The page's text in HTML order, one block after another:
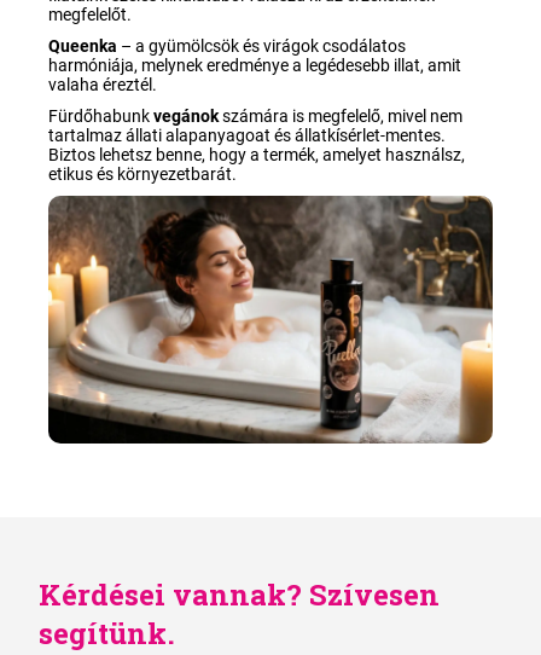
megfelelőt.
Queenka – a gyümölcsök és virágok csodálatos
harmóniája, melynek eredménye a legédesebb illat, amit
valaha éreztél.
Fürdőhabunkvegánokszámára is megfelelő, mivel nem
tartalmaz állati alapanyagoat és állatkísérlet-mentes.
Biztos lehetsz benne, hogy a termék, amelyet használsz,
etikus és környezetbarát.
Kérdései vannak? Szívesen
segítünk.